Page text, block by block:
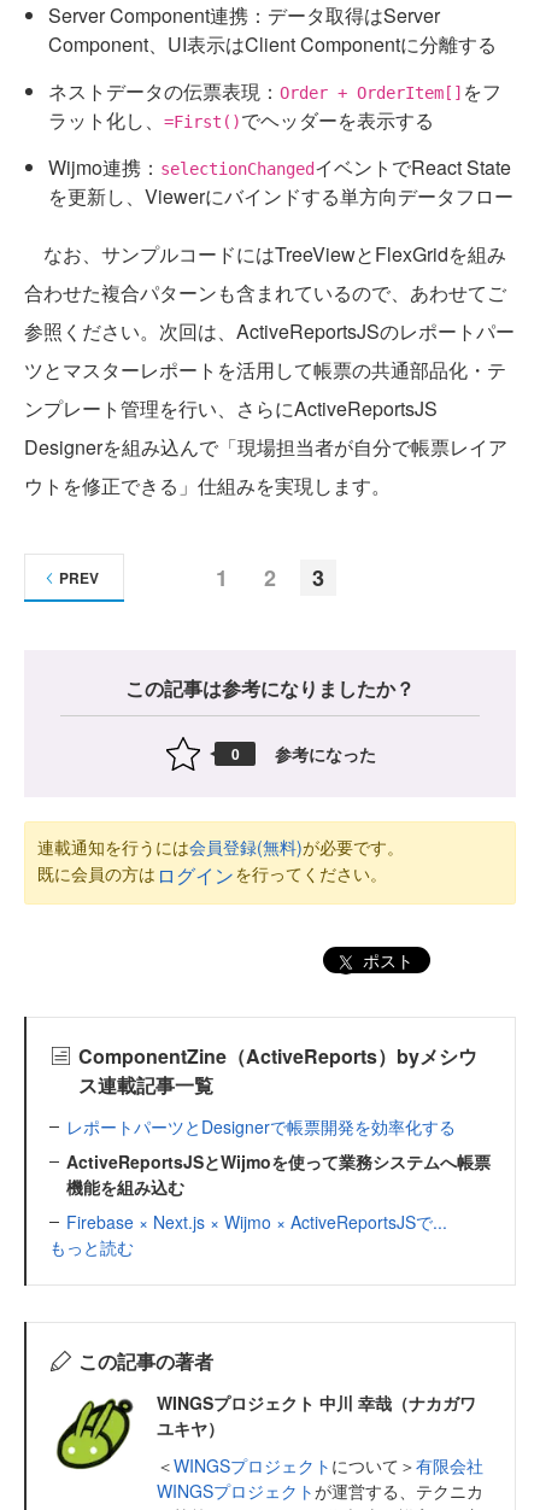
Server Component連携：データ取得はServer
Component、UI表示はClient Componentに分離する
ネストデータの伝票表現： Order + OrderItem[] をフ
ラット化し、
=First()でヘッダーを表示する
Wijmo連携： selectionChangedイベントでReact State
を更新し、Viewerにバインドする単方向データフロー
なお、サンプルコードにはTreeViewとFlexGridを組み
合わせた複合パターンも含まれているので、あわせてご
参照ください。次回は、ActiveReportsJSのレポートパー
ツとマスターレポートを活用して帳票の共通部品化・テ
ンプレート管理を行い、さらにActiveReportsJS
Designerを組み込んで「現場担当者が自分で帳票レイア
ウトを修正できる」仕組みを実現します。
1 2 3
PREV
この記事は参考になりましたか？
0 参考になった
連載通知を行うには会員登録(無料)が必要です。
既に会員の方は ログインを行ってください。
ポスト
ComponentZine（ActiveReports）byメシウ
ス連載記事一覧
レポートパーツとDesignerで帳票開発を効率化する
ActiveReportsJSとWijmoを使って業務システムへ帳票
機能を組み込む
Firebase × Next.js × Wijmo × ActiveReportsJSで...
もっと読む
この記事の著者
WINGSプロジェクト 中川 幸哉（ナカガワ
ユキヤ）
＜WINGSプロジェクト について＞有限会社
WINGSプロジェクトが運営する、テクニカ